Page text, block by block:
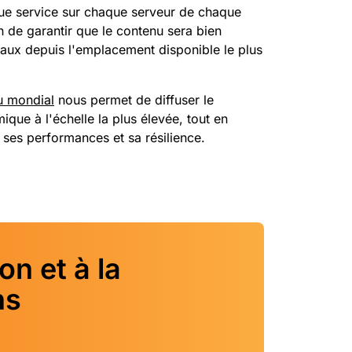
service sur chaque serveur de chaque
de garantir que le contenu sera bien
depuis l'emplacement disponible le plus
mondial nous permet de diffuser le
à l'échelle la plus élevée, tout en
performances et sa résilience.
et à la